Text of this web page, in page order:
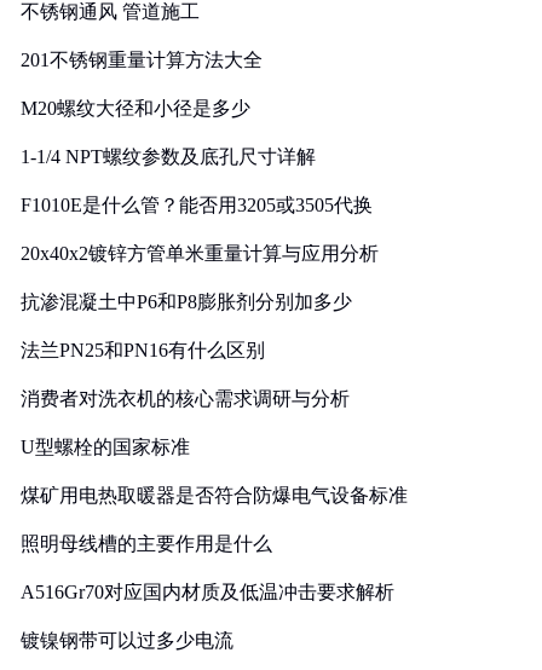
不锈钢通风 管道施工
201不锈钢重量计算方法大全
M20螺纹大径和小径是多少
1-1/4 NPT螺纹参数及底孔尺寸详解
F1010E是什么管？能否用3205或3505代换
20x40x2镀锌方管单米重量计算与应用分析
抗渗混凝土中P6和P8膨胀剂分别加多少
法兰PN25和PN16有什么区别
消费者对洗衣机的核心需求调研与分析
U型螺栓的国家标准
煤矿用电热取暖器是否符合防爆电气设备标准
照明母线槽的主要作用是什么
A516Gr70对应国内材质及低温冲击要求解析
镀镍钢带可以过多少电流